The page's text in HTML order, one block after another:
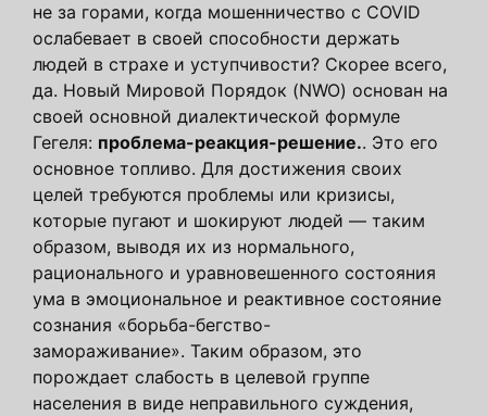
не за горами, когда мошенничество с COVID
ослабевает в своей способности держать
людей в страхе и уступчивости? Скорее всего,
да. Новый Мировой Порядок (NWO) основан на
своей основной диалектической формуле
Гегеля: проблема-реакция-решение.. Это его
основное топливо. Для достижения своих
целей требуются проблемы или кризисы,
которые пугают и шокируют людей — таким
образом, выводя их из нормального,
рационального и уравновешенного состояния
ума в эмоциональное и реактивное состояние
сознания «борьба-бегство-
замораживание». Таким образом, это
порождает слабость в целевой группе
населения в виде неправильного суждения,